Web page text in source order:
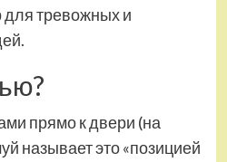
тревожных и
прямо к двери (на
называет это «позицией